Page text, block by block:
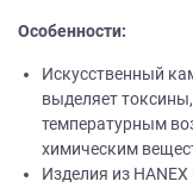
Особенности:
Искусственный
выделяет
температурным
химическим
Изделия из